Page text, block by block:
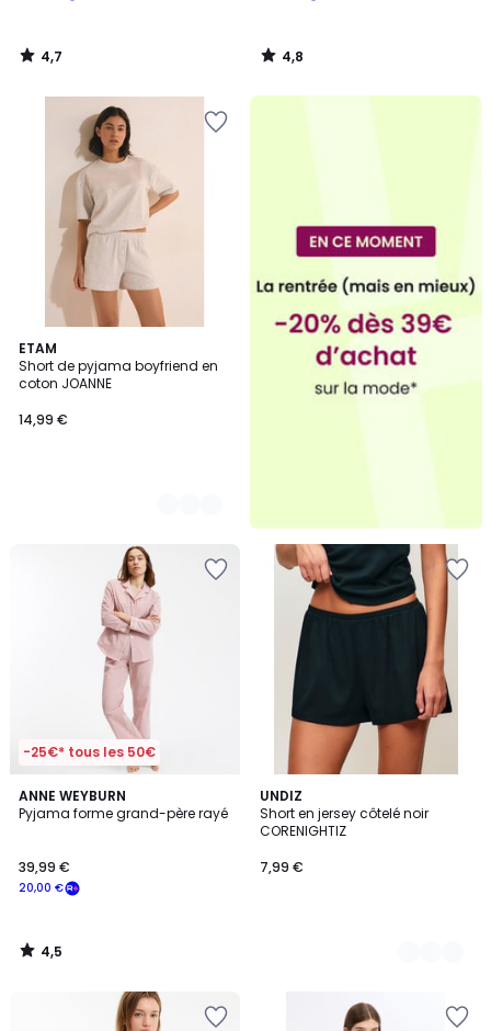
4,7
/
4,8
/
ETAM
Short de pyjama boyfriend en
coton JOANNE
14,99 €
2
Couleurs
-25€* tous les 50€
ANNE WEYBURN
Pyjama forme grand-père rayé
20,00 €
39,99 €
4,5
/ 5
4,5
/
UNDIZ
Short en jersey côtelé noir
CORENIGHTIZ
7,99 €
2
Couleurs